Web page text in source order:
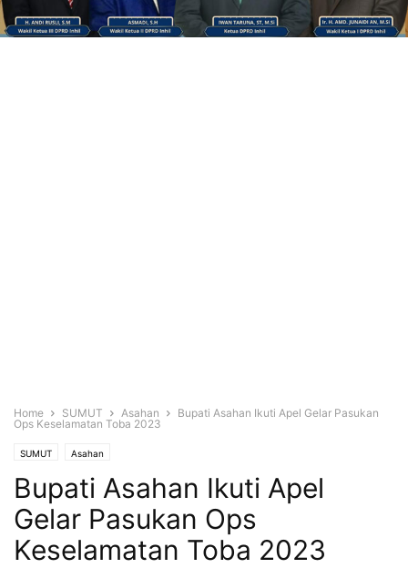
Home SUMUT Asahan
Bupati Asahan Ikuti Apel Gelar Pasukan
Ops Keselamatan Toba 2023
SUMUT Asahan
Bupati Asahan Ikuti Apel
Gelar Pasukan Ops
Keselamatan Toba 2023